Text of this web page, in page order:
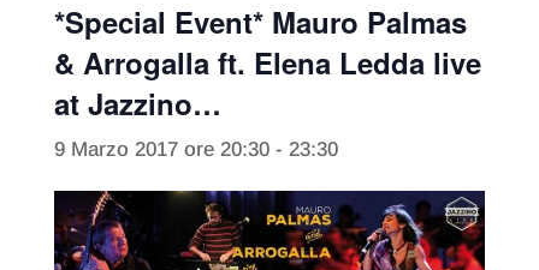
*Special Event* Mauro Palmas
& Arrogalla ft. Elena Ledda live
at Jazzino…
9 Marzo 2017 ore 20:30- 23:30